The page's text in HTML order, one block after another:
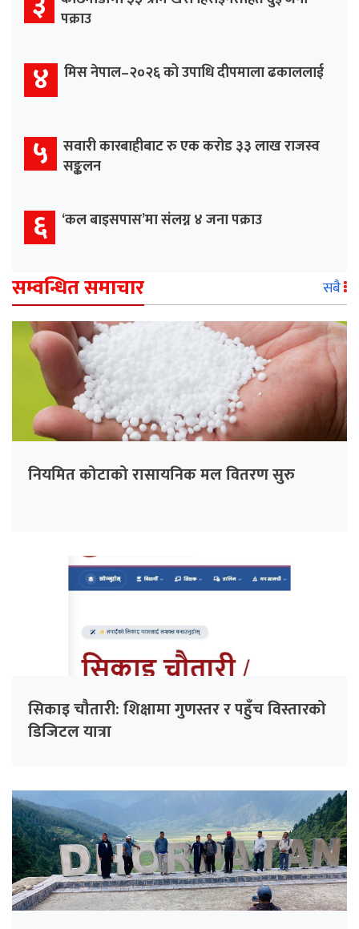
पक्राउ
४ मिस नेपाल–२०२६ को उपाधि दीपमाला ढकाललाई
५ सवारी कारबाहीबाट रु एक करोड ३३ लाख राजस्व
सङ्कलन
६ ‘कल बाइसपास’मा संलग्न ४ जना पक्राउ
सम्वन्धित समाचार सबै
नियमित कोटाको रासायनिक मल वितरण सुरु
सिकाइ चौतारी: शिक्षामा गुणस्तर र पहुँच विस्तारको
डिजिटल यात्रा